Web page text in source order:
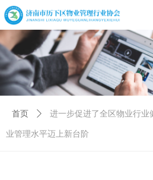
首页 ꄲ 进一步促进了全区物业行业
业管理水平迈上新台阶